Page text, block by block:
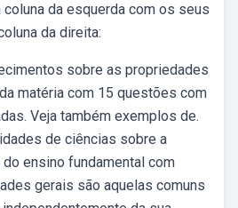
da esquerda com os seus
da direita:
sobre as propriedades
matéria com 15 questões com
Veja também exemplos de.
de ciências sobre a
do ensino fundamental com
gerais são aquelas comuns